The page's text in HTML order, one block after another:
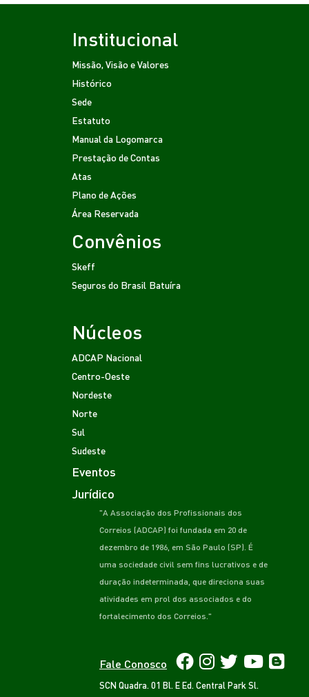
Institucional
Missão, Visão e Valores
Histórico
Sede
Estatuto
Manual da Logomarca
Prestação de Contas
Atas
Plano de Ações
Área Reservada
Convênios
Skeff
Seguros do Brasil Batuíra
Núcleos
ADCAP Nacional
Centro-Oeste
Nordeste
Norte
Sul
Sudeste
Eventos
Jurídico
"A Associação dos Profissionais dos
Correios (ADCAP) foi fundada em 20 de
dezembro de 1986, em São Paulo (SP). É
uma sociedade civil sem fins lucrativos e de
duração indeterminada, que direciona suas
atividades em prol dos associados e do
fortalecimento dos Correios."
Fale Conosco
SCN Quadra. 01 Bl. E Ed. Central Park Sl.